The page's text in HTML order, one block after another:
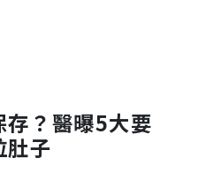
存？醫曝5大要
子